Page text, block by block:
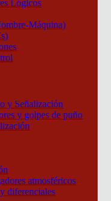
Lógicos
Máquina)
y Señalización
y golpes de puño
atmosféricos
diferenciales